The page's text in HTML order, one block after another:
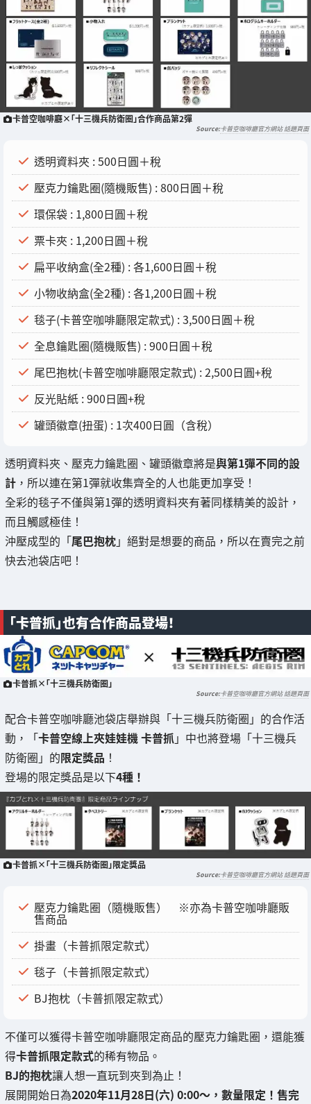
卡普空咖啡廳×「十三機兵防衛圈」合作商品第2彈
卡普空咖啡廳官方網站 話題頁面
透明資料夾 : 500日圓＋稅
壓克力鑰匙圈(隨機販售) : 800日圓＋稅
環保袋 : 1,800日圓＋稅
票卡夾 : 1,200日圓＋稅
扁平收納盒(全2種) : 各1,600日圓＋稅
小物收納盒(全2種) : 各1,200日圓＋稅
毯子(卡普空咖啡廳限定款式) : 3,500日圓＋稅
全息鑰匙圈(隨機販售) : 900日圓＋稅
尾巴抱枕(卡普空咖啡廳限定款式) : 2,500日圓+稅
反光貼紙 : 900日圓+稅
罐頭徽章(扭蛋) : 1次400日圓（含稅）
透明資料夾、壓克力鑰匙圈、罐頭徽章將是與第1彈不同的設
計 ，所以連在第1彈就收集齊全的人也能更加享受！
全彩的毯子不僅與第1彈的透明資料夾有著同樣精美的設計，
而且觸感極佳！
沖壓成型的「尾巴抱枕」絕對是想要的商品，所以在賣完之前
快去池袋店吧！
「卡普抓」也有合作商品登場！
卡普抓×「十三機兵防衛圈」
卡普空咖啡廳官方網站 話題頁面
配合卡普空咖啡廳池袋店舉辦與「十三機兵防衛圈」的合作活
動，「卡普空線上夾娃娃機 卡普抓」中也將登場「十三機兵
防衛圈」的限定獎品 ！
登場的限定獎品是以下4種！
卡普抓×「十三機兵防衛圈」限定獎品
卡普空咖啡廳官方網站 話題頁面
壓克力鑰匙圈（隨機販售） ※亦為卡普空咖啡廳販
售商品
掛畫（卡普抓限定款式）
毯子（卡普抓限定款式）
BJ抱枕（卡普抓限定款式）
不僅可以獲得卡普空咖啡廳限定商品的壓克力鑰匙圈，還能獲
得卡普抓限定款式的稀有物品。
BJ的抱枕讓人想一直玩到夾到為止！
展開開始日為2020年11月28日(六) 0:00～，數量限定！售完